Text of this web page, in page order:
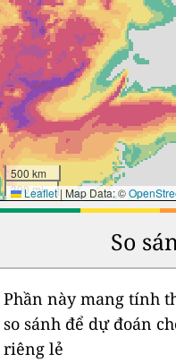
500 km
300 mi
Leaflet | Map Data: ©
So
Phần này mang tính
so sánh để dự đoán
riêng lẻ